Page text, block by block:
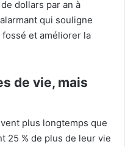
dollars par an à
qui souligne
fossé et améliorer la
de vie, mais
plus longtemps que
25 % de plus de leur vie